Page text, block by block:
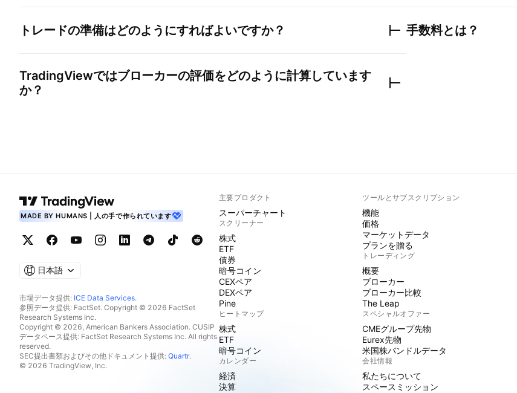
トレードの準備はどのようにすればよいですか？
TradingViewではブローカーの評価をどのように計算しています
か？
手数料とは？
MADE BY HUMANS | 人の手で作られています
日本語
市場データ提供: ICE Data Services.
参照データ提供: FactSet. Copyright © 2026 FactSet
Research Systems Inc.
Copyright © 2026, American Bankers Association. CUSIP
データベース提供: FactSet Research Systems Inc. All rights
reserved.
SEC提出書類およびその他ドキュメント提供: Quartr.
© 2026 TradingView, Inc.
主要プロダクト
スーパーチャート
スクリーナー
株式
ETF
債券
暗号コイン
CEXペア
DEXペア
Pine
ヒートマップ
株式
ETF
暗号コイン
カレンダー
経済
決算
ツールとサブスクリプション
機能
価格
マーケットデータ
プランを贈る
トレーディング
概要
ブローカー
ブローカー比較
The Leap
スペシャルオファー
CMEグループ先物
Eurex先物
米国株バンドルデータ
会社情報
私たちについて
スペースミッション